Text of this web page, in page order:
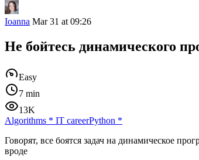
Ioanna Mar 31 at 09:26
Не бойтесь динамического
Easy
7 min
13K
Algorithms * IT careerPython *
Говорят, все боятся задач на динамическое
вроде